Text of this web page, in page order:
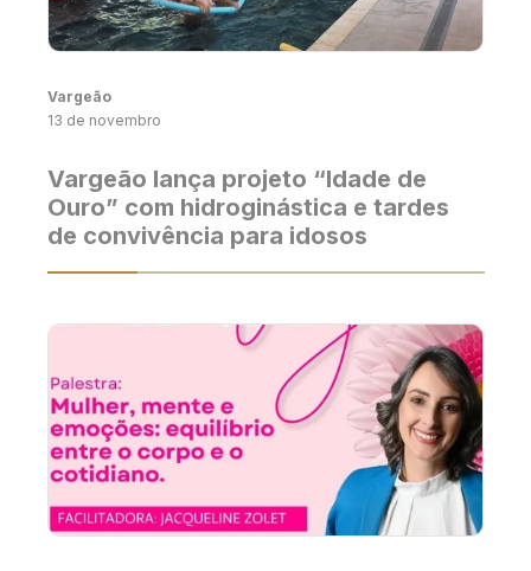
Vargeão
13 de novembro
Vargeão lança projeto “Idade de
Ouro” com hidroginástica e tardes
de convivência para idosos